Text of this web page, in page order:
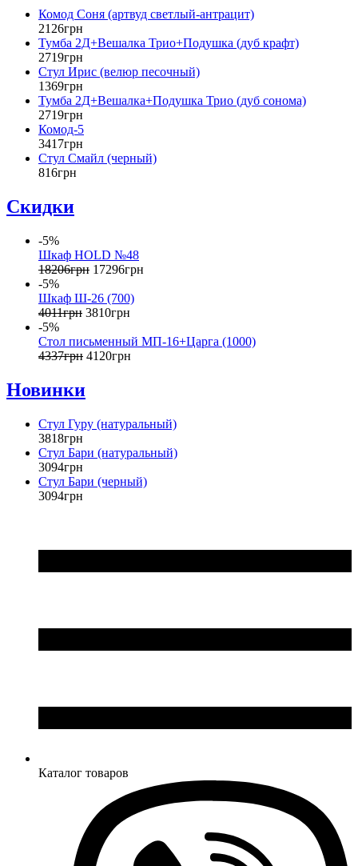
Комод Соня (артвуд светлый-антрацит)
2126грн
Тумба 2Д+Вешалка Трио+Подушка (дуб крафт)
2719грн
Стул Ирис (велюр песочный)
1369грн
Тумба 2Д+Вешалка+Подушка Трио (дуб сонома)
2719грн
Комод-5
3417грн
Стул Смайл (черный)
816грн
Скидки
-5%
Шкаф НOLD №48
18206грн 17296грн
-5%
Шкаф Ш-26 (700)
4011грн 3810грн
-5%
Cтол письменный МП-16+Царга (1000)
4337грн 4120грн
Новинки
Стул Гуру (натуральный)
3818грн
Стул Бари (натуральный)
3094грн
Стул Бари (черный)
3094грн
Каталог товаров